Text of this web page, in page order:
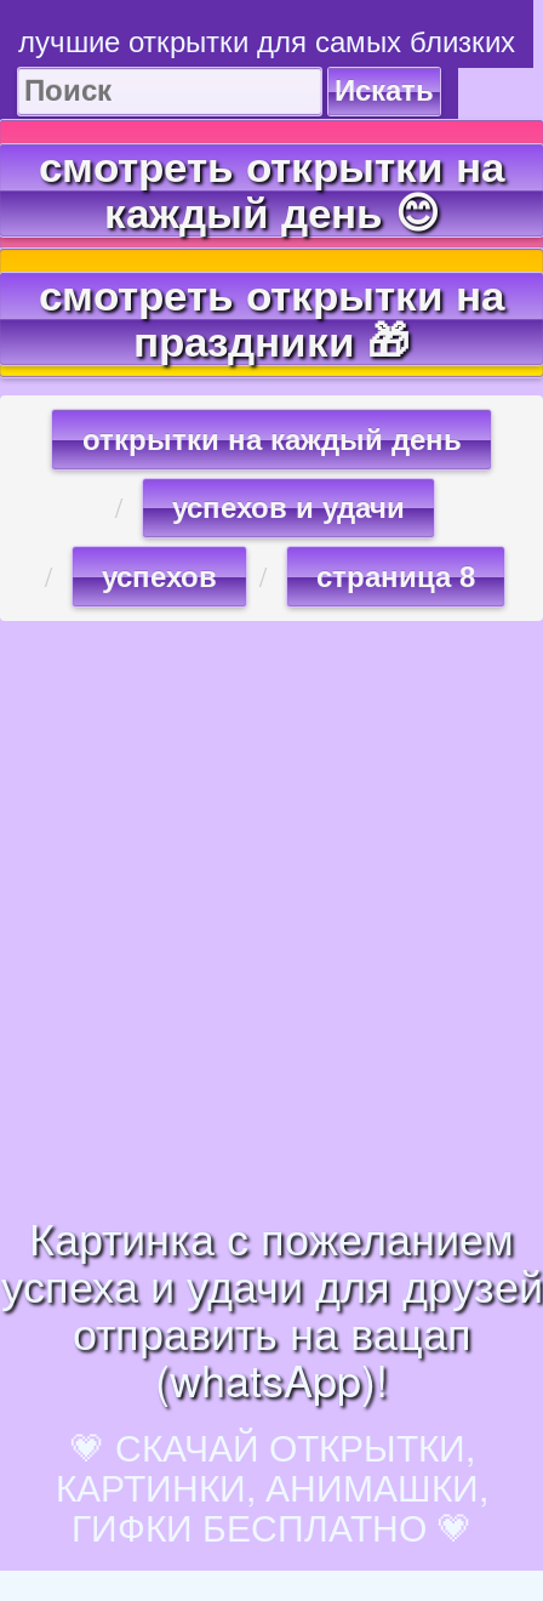
лучшие открытки для самых близких
Искать
смотреть открытки на
каждый день 😊
смотреть открытки на
праздники 🎁
открытки на каждый день
успехов и удачи
успехов страница 8
Картинка с пожеланием
успеха и удачи для друзей
отправить на вацап
(whatsApp)!
💗 СКАЧАЙ ОТКРЫТКИ,
КАРТИНКИ, АНИМАШКИ,
ГИФКИ БЕСПЛАТНО 💗